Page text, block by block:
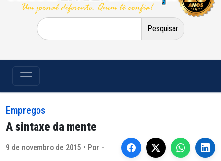
Pesquisar
por:
Empregos
A sintaxe da mente
9 de novembro de 2015 • Por -